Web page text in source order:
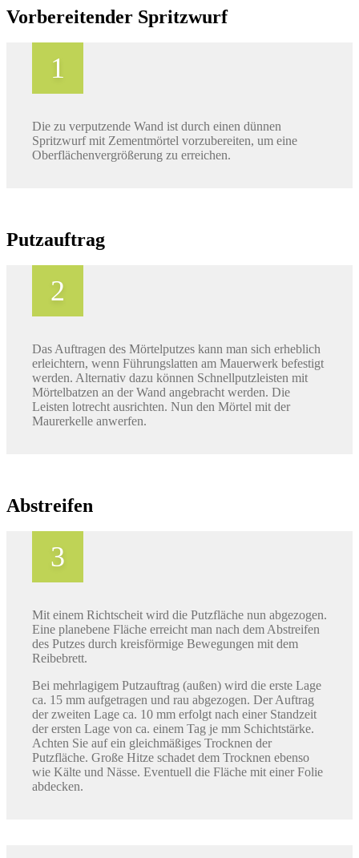
Vorbereitender Spritzwurf
Die zu verputzende Wand ist durch einen dünnen
Spritzwurf mit Zementmörtel vorzubereiten, um eine
Oberflächenvergrößerung zu erreichen.
Putzauftrag
Das Auftragen des Mörtelputzes kann man sich erheblich
erleichtern, wenn Führungslatten am Mauerwerk befestigt
werden. Alternativ dazu können Schnellputzleisten mit
Mörtelbatzen an der Wand angebracht werden. Die
Leisten lotrecht ausrichten. Nun den Mörtel mit der
Maurerkelle anwerfen.
Abstreifen
Mit einem Richtscheit wird die Putzfläche nun abgezogen.
Eine planebene Fläche erreicht man nach dem Abstreifen
des Putzes durch kreisförmige Bewegungen mit dem
Reibebrett.
Bei mehrlagigem Putzauftrag (außen) wird die erste Lage
ca. 15 mm aufgetragen und rau abgezogen. Der Auftrag
der zweiten Lage ca. 10 mm erfolgt nach einer Standzeit
der ersten Lage von ca. einem Tag je mm Schichtstärke.
Achten Sie auf ein gleichmäßiges Trocknen der
Putzfläche. Große Hitze schadet dem Trocknen ebenso
wie Kälte und Nässe. Eventuell die Fläche mit einer Folie
abdecken.